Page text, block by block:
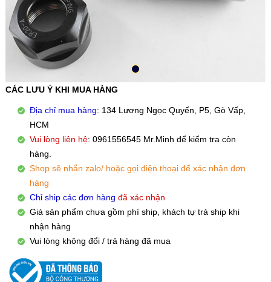
CÁC LƯU Ý KHI MUA HÀNG
Địa chỉ mua hàng: 134 Lương Ngọc Quyến, P5, Gò Vấp,
HCM
Vui lòng liên hệ: 0961556545 Mr.Minh để kiểm tra còn
hàng.
Shop sẽ nhắn zalo/ hoặc gọi điện thoại để xác nhận đơn
hàng
Chỉ ship các đơn hàng đã xác nhận
Giá sản phẩm chưa gồm phí ship, khách tự trả ship khi
nhận hàng
Vui lòng không đổi / trả hàng đã mua